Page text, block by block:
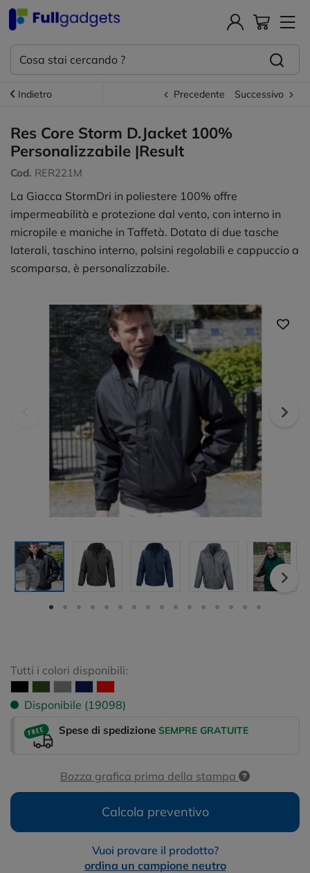
Indietro Precedente Successivo
Res Core Storm D.Jacket 100%
Personalizzabile |Result
Cod. RER221M
La Giacca StormDri in poliestere 100% offre
impermeabilità e protezione dal vento, con interno in
micropile e maniche in Taffetà. Dotata di due tasche
laterali, taschino interno, polsini regolabili e cappuccio a
scomparsa, è personalizzabile.
Tutti i colori disponibili:
Disponibile (19098)
Spese di spedizione SEMPRE GRATUITE
Bozza grafica prima della stampa
Calcola preventivo
Vuoi provare il prodotto?
ordina un campione neutro